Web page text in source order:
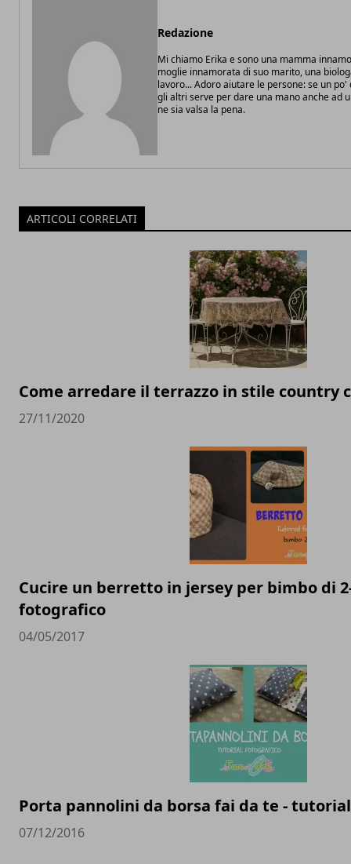
Redazione
Mi chiamo Erika e sono una mamma
moglie innamorata di suo marito, una
lavoro... Adoro aiutare le persone: se un
gli altri serve per dare una mano anche ad
ne sia valsa la pena.
ARTICOLI CORRELATI
Come arredare il terrazzo in stile country
27/11/2020
Cucire un berretto in jersey per bimbo di
fotografico
04/05/2017
Porta pannolini da borsa fai da te -
07/12/2016